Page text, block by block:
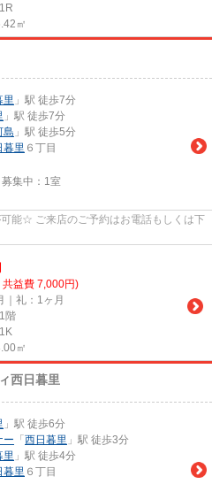
㎡
里 」駅 徒歩7分
」駅 徒歩7分
島 」駅 徒歩5分
暮里 ６丁目
集中： 1室
能☆ ご来店のご予約はお電話もしくは下
共益費 7,000円)
｜礼：1ヶ月
階
㎡
西日暮里
」駅 徒歩6分
ー 「 西日暮里 」駅 徒歩3分
里 」駅 徒歩4分
暮里 ６丁目